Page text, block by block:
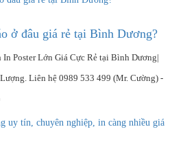
ở đâu giá rẻ tại Bình Dương?
Poster Lớn Giá Cực Rẻ tại Bình Dương|
Liên hệ 0989 533 499 (Mr. Cường) -